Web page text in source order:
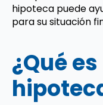
hipoteca puede
para su situación
¿Qué